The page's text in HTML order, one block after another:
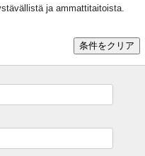
ja ammattitaitoista.
条件をクリア